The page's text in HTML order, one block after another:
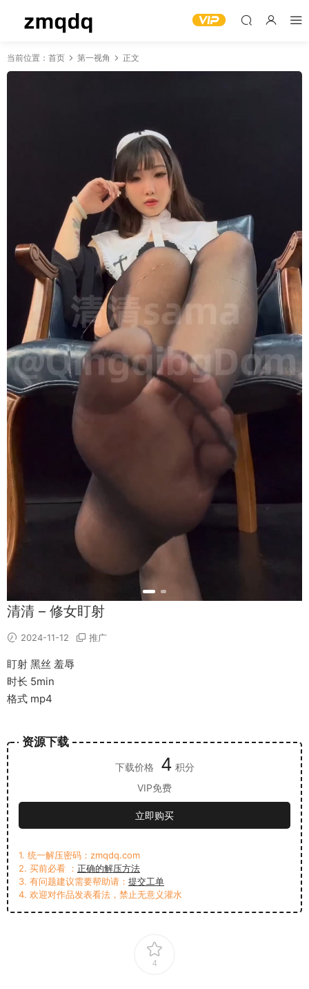
当前位置： 首页 第一视角 正文
清清 – 修女盯射
2024-11-12 推广
盯射 黑丝 羞辱
时长 5min
格式 mp4
资源下载
下载价格 4 积分
VIP免费
立即购买
1. 统一解压密码：zmqdq.com
2. 买前必看 ： 正确的解压方法
3. 有问题建议需要帮助请： 提交工单
4. 欢迎对作品发表看法，禁止无意义灌水
4